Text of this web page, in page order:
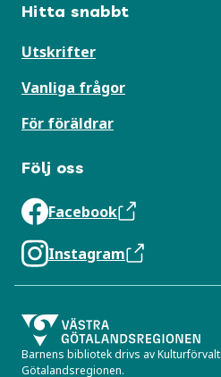
Hitta snabbt
Utskrifter
Vanliga frågor
För föräldrar
Följ oss
Facebook
Instagram
Barnens bibliotek drivs av
Götalandsregionen.